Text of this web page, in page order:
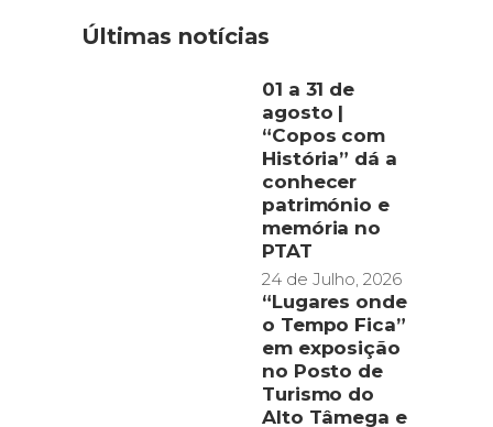
Últimas notícias
01 a 31 de
agosto |
“Copos com
História” dá a
conhecer
património e
memória no
PTAT
24 de Julho, 2026
“Lugares onde
o Tempo Fica”
em exposição
no Posto de
Turismo do
Alto Tâmega e